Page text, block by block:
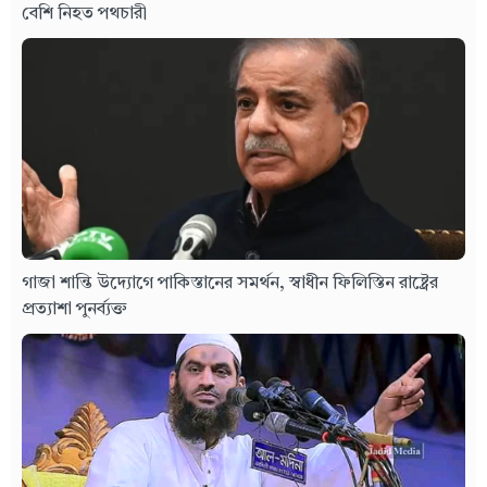
বেশি নিহত পথচারী
গাজা শান্তি উদ্যোগে পাকিস্তানের সমর্থন, স্বাধীন ফিলিস্তিন রাষ্ট্রের
প্রত্যাশা পুনর্ব্যক্ত